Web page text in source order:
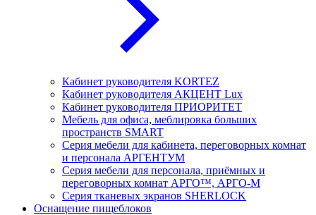
Кабинет руководителя KORTEZ
Кабинет руководителя АКЦЕНТ Lux
Кабинет руководителя ПРИОРИТЕТ
Мебель для офиса, меблировка больших
пространств SMART
Серия мебели для кабинета, переговорных комнат
и персонала АРГЕНТУМ
Серия мебели для персонала, приёмных и
переговорных комнат АРГО™, АРГО-М
Серия тканевых экранов SHERLOCK
Оснащение пищеблоков